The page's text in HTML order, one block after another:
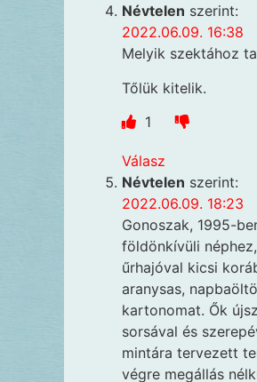
Névtelen szerint:
2022.06.09. 16:38
Melyik szektához
Tőlük kitelik.
1
Válasz
Névtelen szerint:
2022.06.09. 18:23
Gonoszak, 1995-
földönkívüli
űrhajóval kicsi
aranysas,
kartonomat. Ők
sorsával és
mintára tervezett
végre megállás